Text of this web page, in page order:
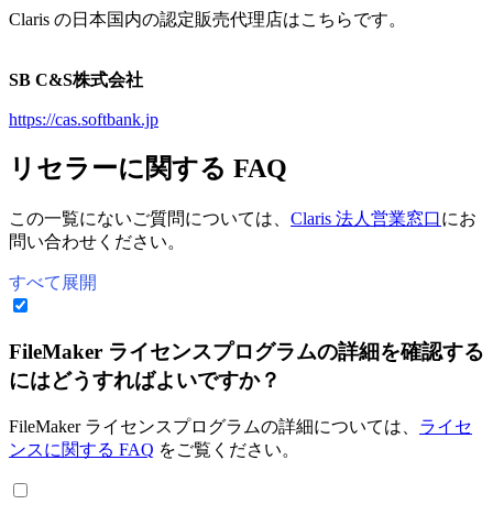
Claris の日本国内の認定販売代理店はこちらです。
SB C&S株式会社
https://cas.softbank.jp
リセラーに関する FAQ
この一覧にないご質問については、 Claris 法人営業窓口にお
問い合わせください。
すべて展開
FileMaker ライセンスプログラムの詳細を確認する
にはどうすればよいですか？
FileMaker ライセンスプログラムの詳細については、 ライセ
ンスに関する FAQ をご覧ください。